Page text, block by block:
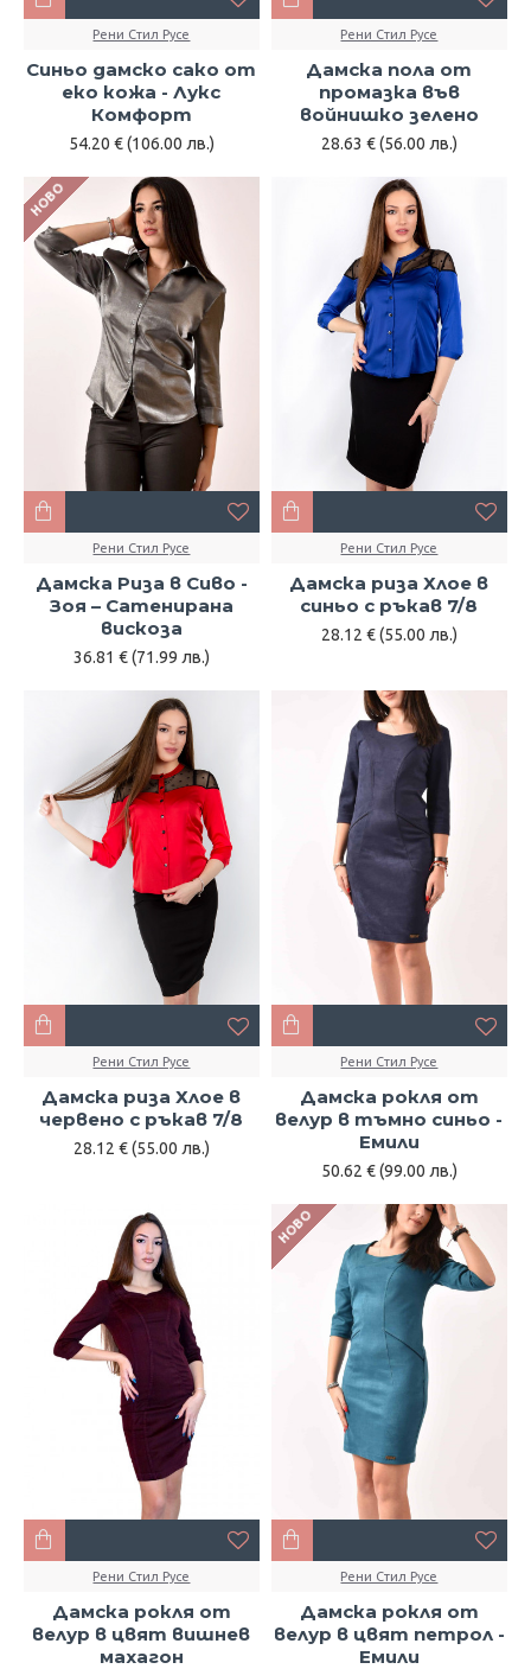
Рени Стил Русе
Синьо дамско сако от
еко кожа - Лукс
Комфорт
54.20 € (106.00 лв.)
Рени Стил Русе
Дамска пола от
промазка във
войнишко зелено
28.63 € (56.00 лв.)
НОВО
Рени Стил Русе
Дамска Риза в Сиво -
Зоя – Сатенирана
вискоза
36.81 € (71.99 лв.)
Рени Стил Русе
Дамска риза Хлое в
синьо с ръкав 7/8
28.12 € (55.00 лв.)
Рени Стил Русе
Дамска риза Хлое в
червено с ръкав 7/8
28.12 € (55.00 лв.)
Рени Стил Русе
Дамска рокля от
велур в тъмно синьо -
Емили
50.62 € (99.00 лв.)
Рени Стил Русе
Дамска рокля от
велур в цвят вишнев
махагон
НОВО
Рени Стил Русе
Дамска рокля от
велур в цвят петрол -
Емили